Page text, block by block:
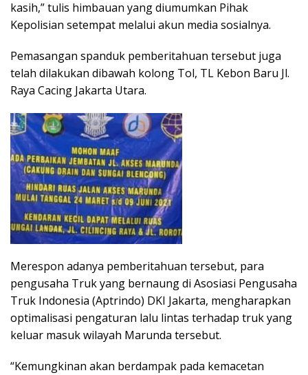
kasih,” tulis himbauan yang diumumkan Pihak
Kepolisian setempat melalui akun media sosialnya.
Pemasangan spanduk pemberitahuan tersebut juga
telah dilakukan dibawah kolong Tol, TL Kebon Baru Jl.
Raya Cacing Jakarta Utara.
Merespon adanya pemberitahuan tersebut, para
pengusaha Truk yang bernaung di Asosiasi Pengusaha
Truk Indonesia (Aptrindo) DKI Jakarta, mengharapkan
optimalisasi pengaturan lalu lintas terhadap truk yang
keluar masuk wilayah Marunda tersebut.
“Kemungkinan akan berdampak pada kemacetan